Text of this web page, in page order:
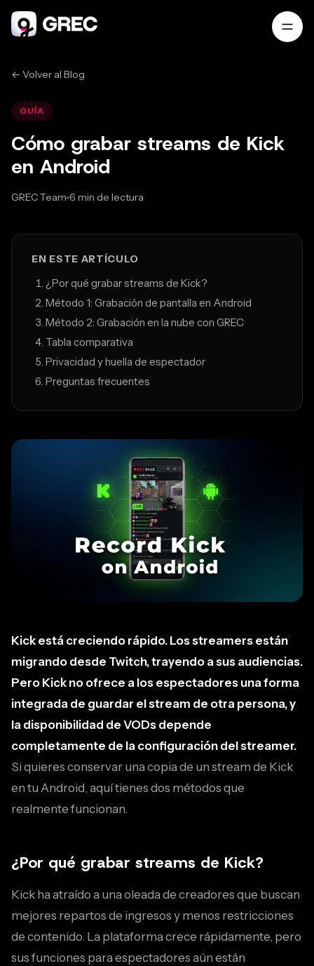
← Volver al Blog
GUÍA
Cómo grabar streams de Kick
en Android
GREC Team 6 min de lectura
Feb 24, 2026
EN ESTE ARTÍCULO
¿Por qué grabar streams de Kick?
Método 1: Grabación de pantalla en Android
Método 2: Grabación en la nube con GREC
Tabla comparativa
Privacidad y huella de espectador
Preguntas frecuentes
Kick está creciendo rápido. Los streamers están
migrando desde Twitch, trayendo a sus audiencias.
Pero Kick no ofrece a los espectadores una forma
integrada de guardar el stream de otra persona, y
la disponibilidad de VODs depende
completamente de la configuración del streamer.
Si quieres conservar una copia de un stream de Kick
en tu Android, aquí tienes dos métodos que
realmente funcionan.
¿Por qué grabar streams de Kick?
Kick ha atraído a una oleada de creadores que buscan
mejores repartos de ingresos y menos restricciones
de contenido. La plataforma crece rápidamente, pero
sus funciones para espectadores aún están